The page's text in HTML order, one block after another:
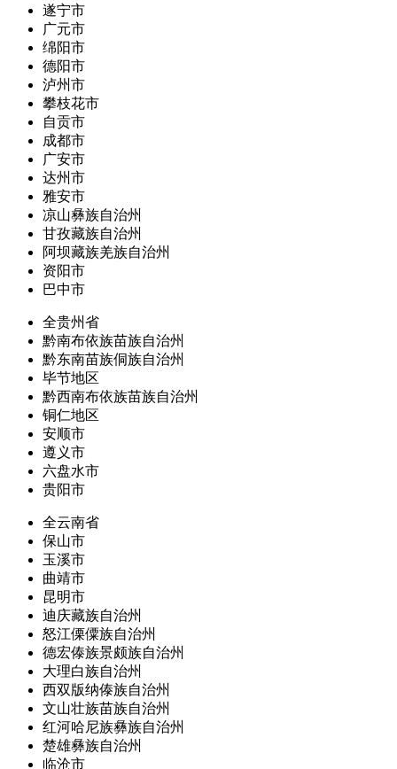
遂宁市
广元市
绵阳市
德阳市
泸州市
攀枝花市
自贡市
成都市
广安市
达州市
雅安市
凉山彝族自治州
甘孜藏族自治州
阿坝藏族羌族自治州
资阳市
巴中市
全贵州省
黔南布依族苗族自治州
黔东南苗族侗族自治州
毕节地区
黔西南布依族苗族自治州
铜仁地区
安顺市
遵义市
六盘水市
贵阳市
全云南省
保山市
玉溪市
曲靖市
昆明市
迪庆藏族自治州
怒江傈僳族自治州
德宏傣族景颇族自治州
大理白族自治州
西双版纳傣族自治州
文山壮族苗族自治州
红河哈尼族彝族自治州
楚雄彝族自治州
临沧市